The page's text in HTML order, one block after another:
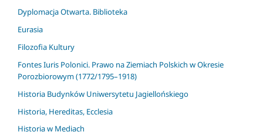
Dyplomacja Otwarta. Biblioteka
Eurasia
Filozofia Kultury
Fontes Iuris Polonici. Prawo na Ziemiach Polskich w Okresie
Porozbiorowym (1772/1795–1918)
Historia Budynków Uniwersytetu Jagiellońskiego
Historia, Hereditas, Ecclesia
Historia w Mediach